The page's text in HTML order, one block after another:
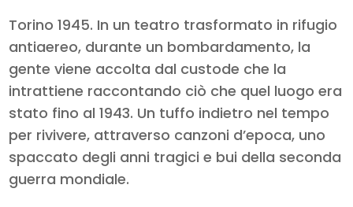
Torino 1945. In un teatro trasformato in rifugio
antiaereo, durante un bombardamento, la
gente viene accolta dal custode che la
intrattiene raccontando ciò che quel luogo era
stato fino al 1943. Un tuffo indietro nel tempo
per rivivere, attraverso canzoni d’epoca, uno
spaccato degli anni tragici e bui della seconda
guerra mondiale.